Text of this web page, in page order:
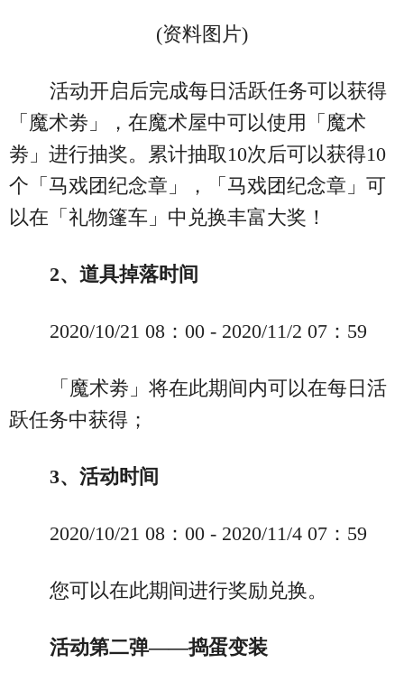
(资料图片)
活动开启后完成每日活跃任务可以获得
「魔术劵」，在魔术屋中可以使用「魔术
劵」进行抽奖。累计抽取10次后可以获得10
个「马戏团纪念章」，「马戏团纪念章」可
以在「礼物篷车」中兑换丰富大奖！
2、道具掉落时间
2020/10/21 08：00 - 2020/11/2 07：59
「魔术劵」将在此期间内可以在每日活
跃任务中获得；
3、活动时间
2020/10/21 08：00 - 2020/11/4 07：59
您可以在此期间进行奖励兑换。
活动第二弹——捣蛋变装